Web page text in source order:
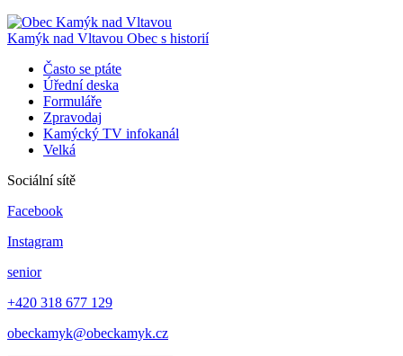
Kamýk nad Vltavou Obec s historií
Často se ptáte
Úřední deska
Formuláře
Zpravodaj
Kamýcký TV infokanál
Velká
Sociální sítě
Facebook
Instagram
senior
+420 318 677 129
obeckamyk@obeckamyk.cz